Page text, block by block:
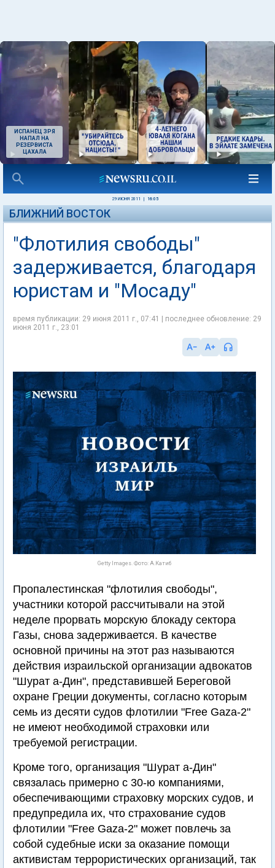
ИСПАНЕЦ ЗРЯ
НАПАЛ НА
РЕЗЕРВИСТА
ЦАХАЛА
29 ИЮНЯ 2011 16:05
БЛИЖНИЙ ВОСТОК
"Флотилия свободы"
задерживается, благодаря
юристам и "Мосаду"
время публикации: 29 июня 2011 г., 07:41 | последнее обновление: 29
июня 2011 г., 23:01
Getty Images. Фото: А.Катиб
Пропалестинская "флотилия свободы",
участники которой рассчитывали на этой
неделе прорвать морскую блокаду сектора
Газы, снова задерживается. В качестве
основной причины на этот раз называются
действия израильской организации адвокатов
"Шурат а-Дин", представившей Береговой
охране Греции документы, согласно которым
семь из десяти судов флотилии "Free Gaza-2"
не имеют необходимой страховки или
требуемой регистрации.
Кроме того, организация "Шурат а-Дин"
связалась примерно с 30-ю компаниями,
обеспечивающими страховку морских судов, и
предупредила их, что страхование судов
флотилии "Free Gaza-2" может повлечь за
собой судебные иски за оказание помощи
активистам террористических организаций, так